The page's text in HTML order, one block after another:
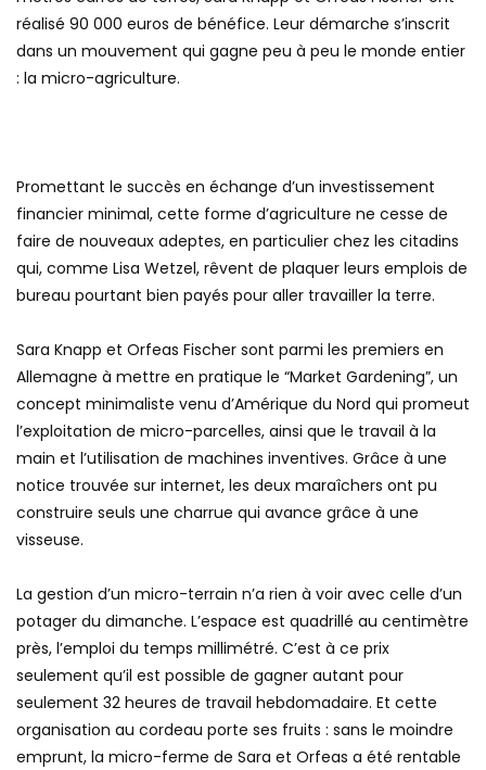
réalisé 90 000 euros de bénéfice. Leur démarche s’inscrit
dans un mouvement qui gagne peu à peu le monde entier
: la micro-agriculture.
Promettant le succès en échange d’un investissement
financier minimal, cette forme d’agriculture ne cesse de
faire de nouveaux adeptes, en particulier chez les citadins
qui, comme Lisa Wetzel, rêvent de plaquer leurs emplois de
bureau pourtant bien payés pour aller travailler la terre.
Sara Knapp et Orfeas Fischer sont parmi les premiers en
Allemagne à mettre en pratique le “Market Gardening”, un
concept minimaliste venu d’Amérique du Nord qui promeut
l’exploitation de micro-parcelles, ainsi que le travail à la
main et l’utilisation de machines inventives. Grâce à une
notice trouvée sur internet, les deux maraîchers ont pu
construire seuls une charrue qui avance grâce à une
visseuse.
La gestion d’un micro-terrain n’a rien à voir avec celle d’un
potager du dimanche. L’espace est quadrillé au centimètre
près, l’emploi du temps millimétré. C’est à ce prix
seulement qu’il est possible de gagner autant pour
seulement 32 heures de travail hebdomadaire. Et cette
organisation au cordeau porte ses fruits : sans le moindre
emprunt, la micro-ferme de Sara et Orfeas a été rentable